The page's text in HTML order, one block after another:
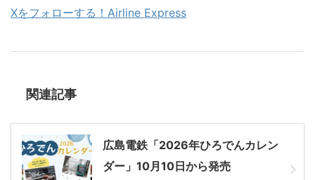
Xをフォローする！Airline Express
関連記事
広島電鉄「2026年ひろでんカレン
ダー」10月10日から発売